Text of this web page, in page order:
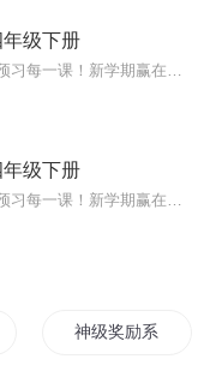
级下册
级下册
神级奖励系统